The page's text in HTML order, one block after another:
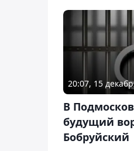
20:07, 15
В
будущий
Бобруйский